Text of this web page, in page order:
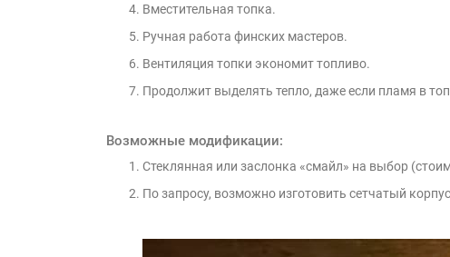
Вместительная топка.
Ручная работа финских мастеров.
Вентиляция топки экономит топливо.
Продолжит выделять тепло, даже если пламя в
Возможные модификации:
Стеклянная или заслонка «смайл» на выбор
По запросу, возможно изготовить сетчатый